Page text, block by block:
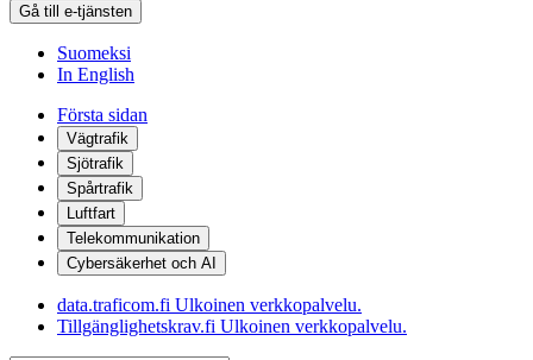
Gå till e-tjänsten
Suomeksi
In English
Första sidan
Vägtrafik
Sjötrafik
Spårtrafik
Luftfart
Telekommunikation
Cybersäkerhet och AI
data.traficom.fi Ulkoinen verkkopalvelu.
Tillgänglighetskrav.fi Ulkoinen verkkopalvelu.